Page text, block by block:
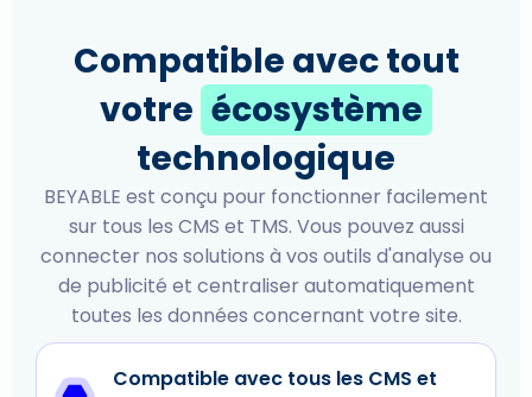
Compatible avec tout
votre écosystème
technologique
BEYABLE est conçu pour fonctionner facilement
sur tous les CMS et TMS. Vous pouvez aussi
connecter nos solutions à vos outils d'analyse ou
de publicité et centraliser automatiquement
toutes les données concernant votre site.
Compatible avec tous les CMS et